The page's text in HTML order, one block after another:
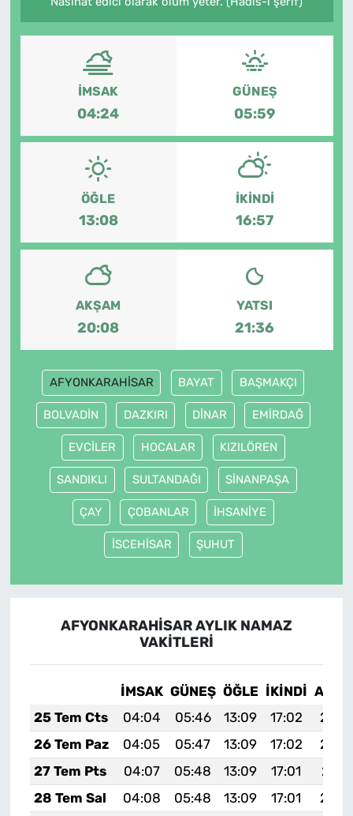
İMSAK
04:24
GÜNEŞ
05:59
ÖĞLE
13:08
İKINDI
16:57
AKŞAM
20:08
YATSI
21:36
AFYONKARAHİSAR BAYAT BAŞMAKÇI
BOLVADİN DAZKIRI DİNAR EMİRDAĞ
EVCİLER HOCALAR KIZILÖREN
SANDIKLI SULTANDAĞI SİNANPAŞA
ÇAY ÇOBANLAR İHSANİYE
İSCEHİSAR ŞUHUT
AFYONKARAHİSAR AYLIK NAMAZ
VAKITLERI
İMSAK GÜNEŞ ÖĞLE İKINDI
25 Tem Cts
04:04 05:46 13:09 17:02
26 Tem Paz
04:05 05:47 13:09 17:02
27 Tem Pts
04:07 05:48 13:09 17:01
28 Tem Sal
04:08 05:48 13:09 17:01